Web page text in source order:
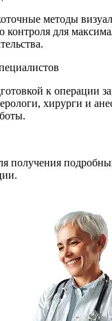
методы
контроля для
к операции
хирурги и
получения